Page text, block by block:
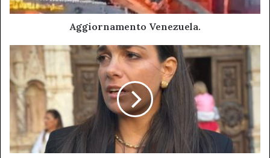
Aggiornamento Venezuela.
Cococcetta:
Un
welfare
moderno
che
mette
centro
le